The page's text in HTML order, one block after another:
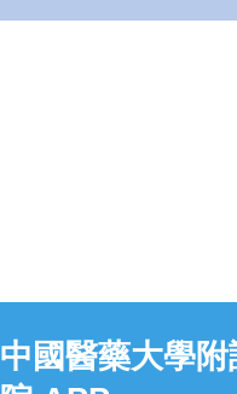
中國醫藥大學附